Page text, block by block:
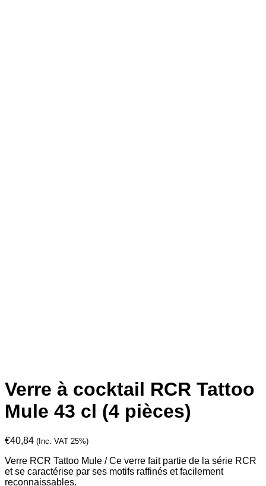
Verre à cocktail RCR Tattoo
Mule 43 cl (4 pièces)
€40,84 (Inc. VAT 25%)
Verre RCR Tattoo Mule / Ce verre fait partie de la série RCR
et se caractérise par ses motifs raffinés et facilement
reconnaissables.